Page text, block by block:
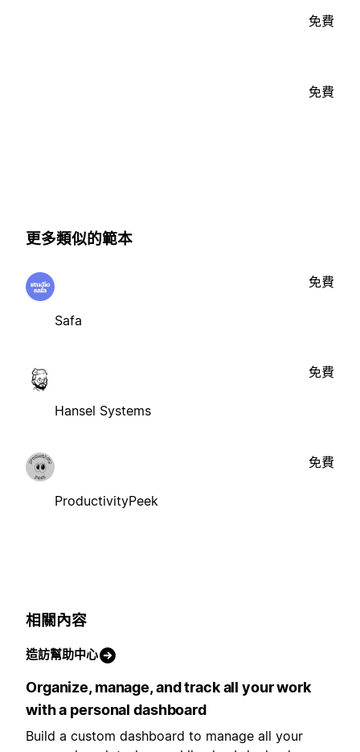
免費
免費
更多類似的範本
Safa
免費
Hansel Systems
免費
ProductivityPeek
免費
相關內容
造訪幫助中心
Organize, manage, and track all your work
with a personal dashboard
Build a custom dashboard to manage all your